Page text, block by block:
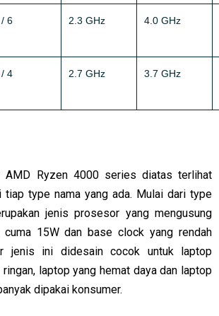
6 2.3 GHz 4.0 GHz
4 2.7 GHz 3.7 GHz
AMD Ryzen 4000 series diatas terlihat
tiap type nama yang ada. Mulai dari type
jenis prosesor yang mengusung
cuma 15W dan base clock yang rendah
jenis ini didesain cocok untuk laptop
laptop yang hemat daya dan laptop
dipakai konsumer.